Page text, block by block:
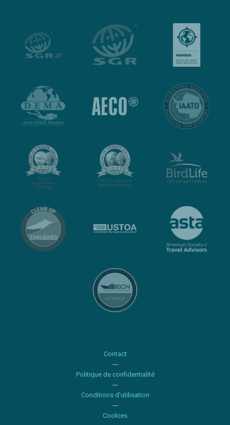
Contact
Politique de confidentialité
Conditions d'utilisation
Cookies